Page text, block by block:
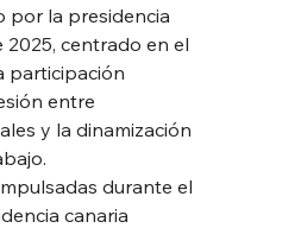
por la presidencia
2025, centrado en el
participación
entre
y la dinamización
durante el
canaria